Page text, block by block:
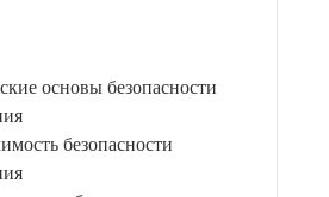
основы безопасности
безопасности